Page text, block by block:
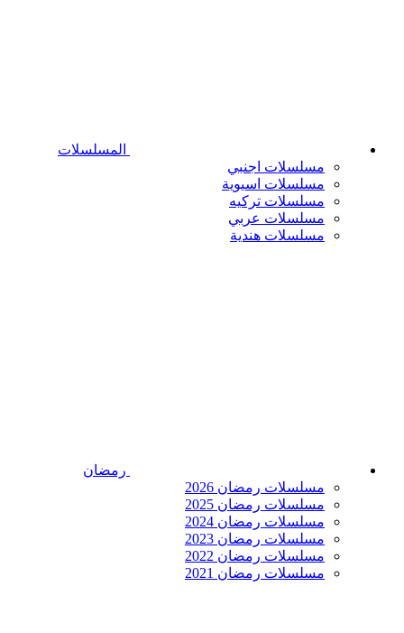
المسلسلات
مسلسلات اجنبي
مسلسلات اسيوية
مسلسلات تركيه
مسلسلات عربي
مسلسلات هندية
رمضان
مسلسلات رمضان 2026
مسلسلات رمضان 2025
مسلسلات رمضان 2024
مسلسلات رمضان 2023
مسلسلات رمضان 2022
مسلسلات رمضان 2021